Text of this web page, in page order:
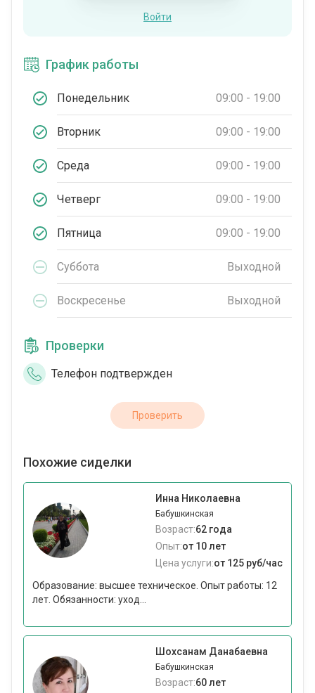
Войти
График работы
Понедельник 09:00 - 19:00
Вторник 09:00 - 19:00
Среда 09:00 - 19:00
Четверг 09:00 - 19:00
Пятница 09:00 - 19:00
Суббота Выходной
Воскресенье Выходной
Проверки
Телефон подтвержден
Проверить
Похожие сиделки
Инна Николаевна
Бабушкинская
Возраст:62 года
Опыт:от 10 лет
Цена услуги:от 125 руб/час
Образование: высшее техническое. Опыт работы: 12
лет. Обязанности: уход...
Шохсанам Данабаевна
Бабушкинская
Возраст:60 лет